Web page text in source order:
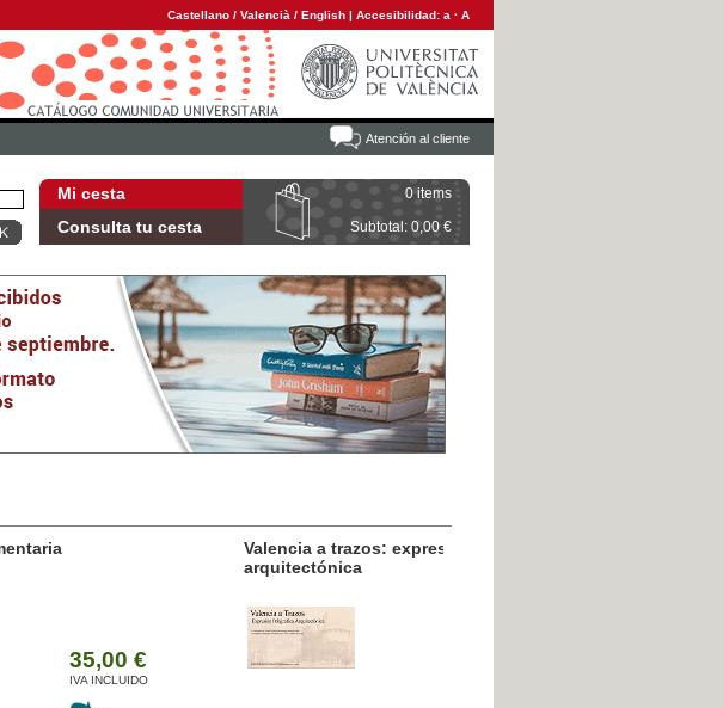
Castellano / Valencià / English | Accesibilidad: a · A
Atención al cliente
Mi cesta 0 items
Consulta tu cesta Subtotal: 0,00 €
Valencia a trazos: expresión poligráfica